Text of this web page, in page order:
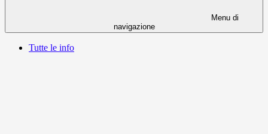
Menu di
navigazione
Tutte le info